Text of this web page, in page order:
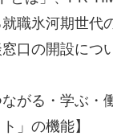
職氷河期世代
口の開設につ
ながる・学ぶ・
」の機能】